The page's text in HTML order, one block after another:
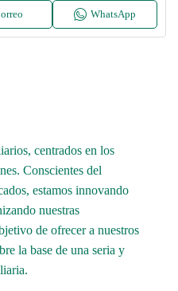
WhatsApp
centrados en los
Conscientes del
estamos innovando
nuestras
de ofrecer a nuestros
la base de una seria y